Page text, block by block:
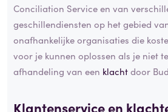
Conciliation Service en van
geschillendiensten op het gebied
onafhankelijke organisaties die
voor je kunnen oplossen als je niet
afhandeling van een klachtdoor
Klantenservice en